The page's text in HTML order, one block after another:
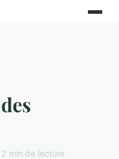
min de lecture